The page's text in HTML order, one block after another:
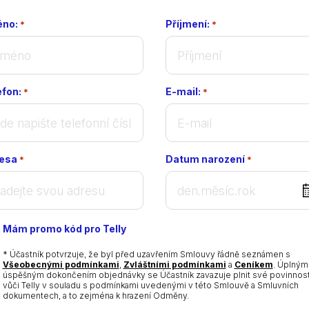
* Příjmení: *
* E-mail: *
* Datum narození *
DD
dot
YYYY
Mám promo kód pro Telly
* Účastník potvrzuje, že byl před uzavřením Smlouvy řádně seznámen s
Všeobecnými podmínkami Zvláštními podmínkami a Ceníkem .
úspěšným dokončením objednávky se Účastník zavazuje plnit své
vůči Telly v souladu s podmínkami uvedenými v této Smlouvě a Smluvních
dokumentech, a to zejména k hrazení Odměny.